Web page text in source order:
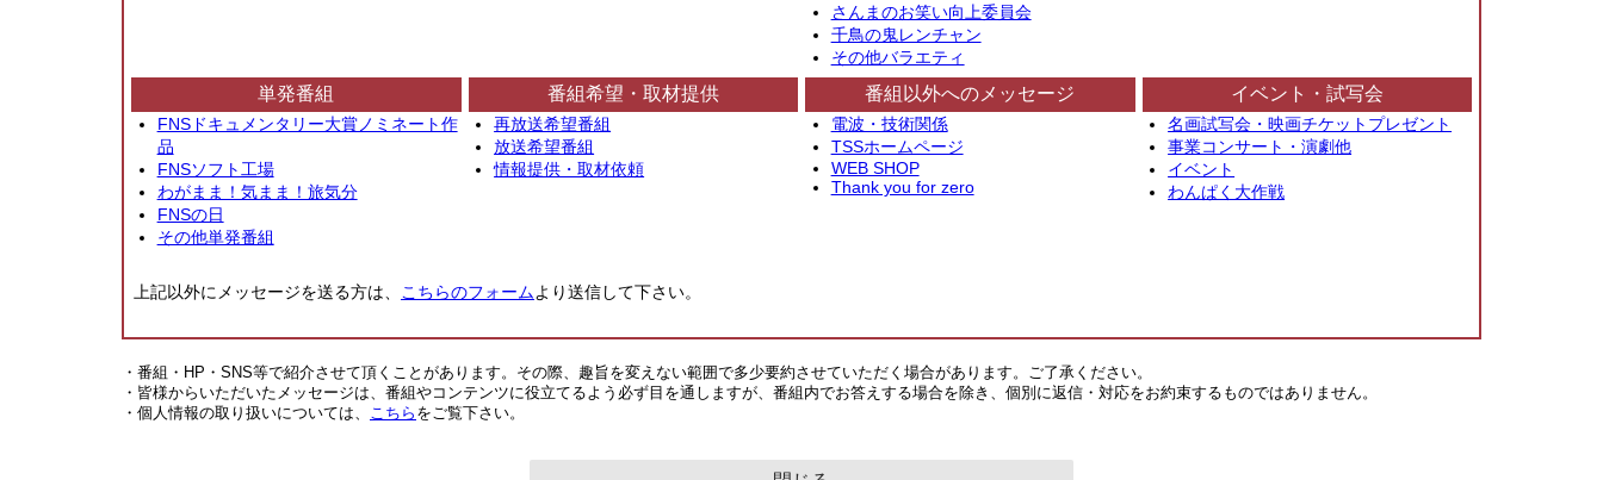
さんまのお笑い向上委員会
千鳥の鬼レンチャン
その他バラエティ
単発番組
FNSドキュメンタリー大賞ノミネート作
品
FNSソフト工場
わがまま！気まま！旅気分
FNSの日
その他単発番組
番組希望・取材提供
再放送希望番組
放送希望番組
情報提供・取材依頼
番組以外へのメッセージ
電波・技術関係
TSSホームページ
WEB SHOP
Thank you for zero
イベント・試写会
名画試写会・映画チケットプレゼント
事業コンサート・演劇他
イベント
わんぱく大作戦
上記以外にメッセージを送る方は、 こちらのフォームより送信して下さい。
・番組・HP・SNS等で紹介させて頂くことがあります。その際、趣旨を変えない範囲で多少要約させていただく場合があります。ご了承ください。
・皆様からいただいたメッセージは、番組やコンテンツに役立てるよう必ず目を通しますが、番組内でお答えする場合を除き、個別に返信・対応をお約束するものではありません。
・個人情報の取り扱いについては、
こちら をご覧下さい。